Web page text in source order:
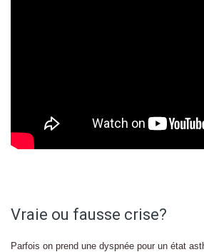
Vraie ou fausse crise?
Parfois on prend une dyspnée pour un état